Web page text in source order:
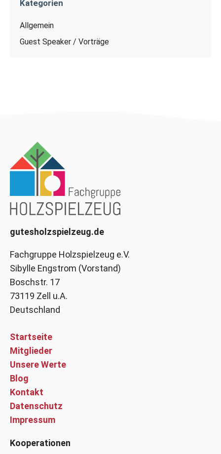
Kategorien
Allgemein
Guest Speaker / Vorträge
gutesholzspielzeug.de
Fachgruppe Holzspielzeug e.V.
Sibylle Engstrom (Vorstand)
Boschstr. 17
73119 Zell u.A.
Deutschland
Startseite
Mitglieder
Unsere Werte
Blog
Kontakt
Datenschutz
Impressum
Kooperationen